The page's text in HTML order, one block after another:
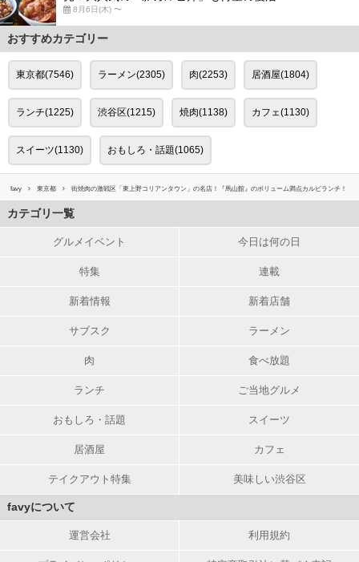
8月6日(木) 〜
おすすめカテゴリー
東京都(7546) ラーメン(2305) 肉(2253) 居酒屋(1804)
ランチ(1225) 渋谷区(1215) 焼肉(1138) カフェ(1130)
スイーツ(1130) おもしろ・話題(1065)
favy 東京都 街焼肉の激戦区「東上野コリアンタウン」の名店！『馬山館』のボリューム満点カルビランチ！
カテゴリ一覧
グルメイベント 今日は何の日
特集 連載
新着情報 新着店舗
サブスク ラーメン
肉 食べ放題
ランチ ご当地グルメ
おもしろ・話題 スイーツ
居酒屋 カフェ
テイクアウト特集 美味しい渋谷区
favyについて
運営会社 利用規約